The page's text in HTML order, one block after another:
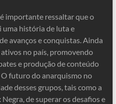
importante ressaltar que o
história de luta e
avanços e conquistas. Ainda
no país, promovendo
e produção de conteúdo
O futuro do anarquismo no
desses grupos, tais como a
de superar os desafios e